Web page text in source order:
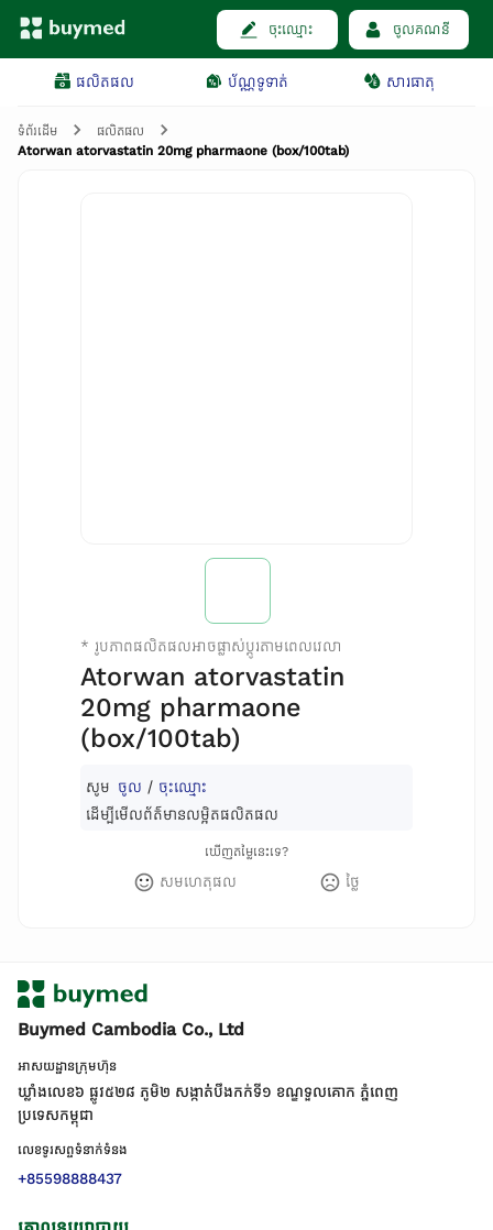
ចុះឈ្មោះ ចូលគណនី
ផលិតផល ប័ណ្ណទូទាត់ សារធាតុ
ទំព័រដើម
ផលិតផល
Atorwan atorvastatin 20mg pharmaone (box/100tab)
* រូបភាពផលិតផលអាចផ្លាស់ប្តូរតាមពេលវេលា
Atorwan atorvastatin
20mg pharmaone
(box/100tab)
សូម ចូល / ចុះឈ្មោះ
ដើម្បីមើលព័ត៌មានលម្អិតផលិតផល
ឃើញតម្លៃនេះទេ?
សមហេតុផល ថ្លៃ
Buymed Cambodia Co., Ltd
អាសយដ្ឋានក្រុមហ៊ុន
ឃ្លាំងលេខ៦ ផ្លូវ៥២៨ ភូមិ២ សង្កាត់់បឹងកក់ទី១ ខណ្ឌទួលគោក ភ្នំពេញ
ប្រទេសកម្ពុជា
លេខទូរសព្ទទំនាក់ទំនង
+85598888437